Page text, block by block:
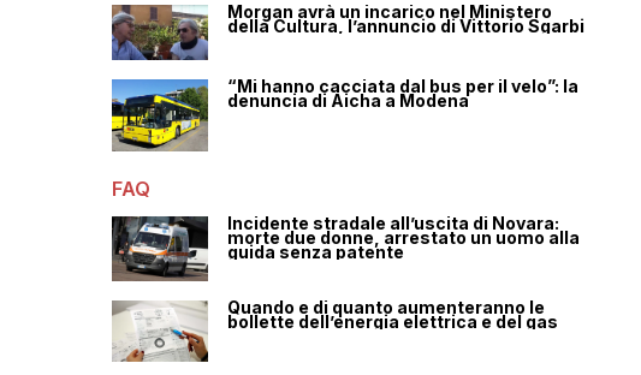
Morgan avrà un incarico nel Ministero
della Cultura, l’annuncio di Vittorio Sgarbi
“Mi hanno cacciata dal bus per il velo”: la
denuncia di Aicha a Modena
FAQ
Incidente stradale all’uscita di Novara:
morte due donne, arrestato un uomo alla
guida senza patente
Quando e di quanto aumenteranno le
bollette dell’energia elettrica e del gas